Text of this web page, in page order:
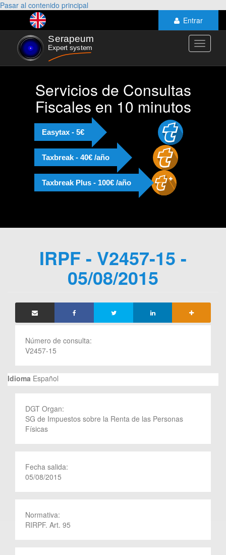
Pasar al contenido principal
Entrar
Toggle
Servicios de Consultas
Fiscales en 10 minutos
Easytax - 5€
Taxbreak - 40€ /año
Taxbreak Plus - 100€ /año
IRPF - V2457-15 -
05/08/2015
Número de consulta:
V2457-15
Idioma Español
DGT Organ:
SG de Impuestos sobre la Renta de las Personas
Físicas
Fecha salida:
05/08/2015
Normativa:
RIRPF. Art. 95